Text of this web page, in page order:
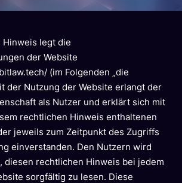
legt die
der Website
(im Folgenden „die
der Nutzung der Website erlangt der
als Nutzer und erklärt sich mit
rechtlichen Hinweis enthaltenen
jeweils zum Zeitpunkt des Zugriffs
einverstanden. Den Nutzern wird
diesen rechtlichen Hinweis bei jedem
sorgfältig zu lesen. Diese